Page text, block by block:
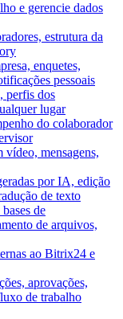
e gerencie dados
estrutura da
enquetes,
pessoais
perfis dos
lugar
do colaborador
mensagens,
por IA, edição
de texto
de
de arquivos,
ao Bitrix24 e
aprovações,
de trabalho